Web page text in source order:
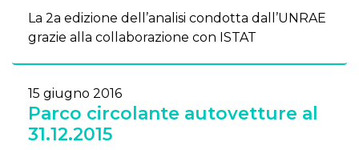
La 2a edizione dell’analisi condotta dall’UNRAE
grazie alla collaborazione con ISTAT
15 giugno 2016
Parco circolante autovetture al
31.12.2015